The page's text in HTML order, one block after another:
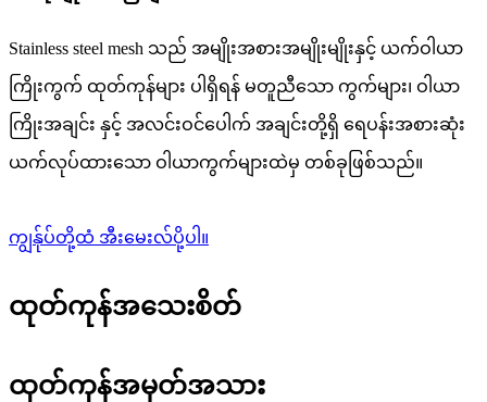
Stainless steel mesh သည် အမျိုးအစားအမျိုးမျိုးနှင့် ယက်ဝါယာ
ကြိုးကွက် ထုတ်ကုန်များ ပါရှိရန် မတူညီသော ကွက်များ၊ ဝါယာ
ကြိုးအချင်း နှင့် အလင်းဝင်ပေါက် အချင်းတို့ရှိ ရေပန်းအစားဆုံး
ယက်လုပ်ထားသော ဝါယာကွက်များထဲမှ တစ်ခုဖြစ်သည်။
ကျွန်ုပ်တို့ထံ အီးမေးလ်ပို့ပါ။
ထုတ်ကုန်အသေးစိတ်
ထုတ်ကုန်အမှတ်အသား